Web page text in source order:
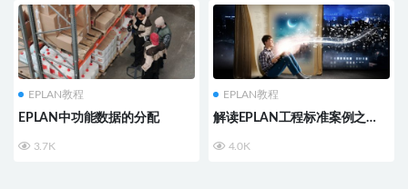
EPLAN教程
EPLAN中功能数据的分配
3.7K
EPLAN教程
解读EPLAN工程标准案例之
交换4.0K